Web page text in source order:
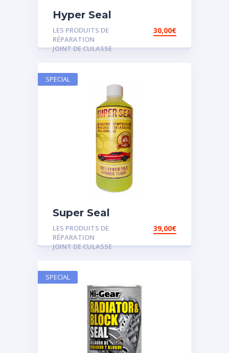
Hyper Seal
LES PRODUITS DE
RÉPARATION
JOINT DE CULASSE
30,00€
Super Seal
LES PRODUITS DE
RÉPARATION
JOINT DE CULASSE
39,00€
SPECIAL
SPECIAL